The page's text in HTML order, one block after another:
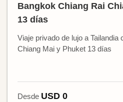
Bangkok Chiang Rai
13 días
Viaje privado de lujo a
Chiang Mai y Phuket 13 días
Desde USD 0